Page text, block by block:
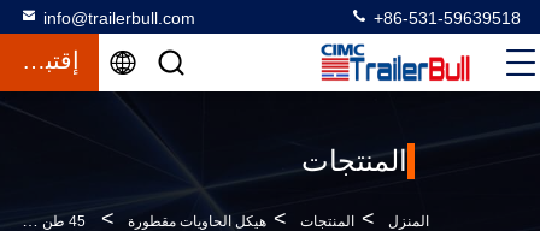
info@trailerbull.com +86-531-59639518
إقتباس
المنتجات
المنزل > المنتجات > هيكل الحاويات مقطورة > 45 طن الحمولة المفيدة ثلاثي المحور 40ft العنق العضلي العظام شبه مقطورة للحاويات ناقلة الكيماويات